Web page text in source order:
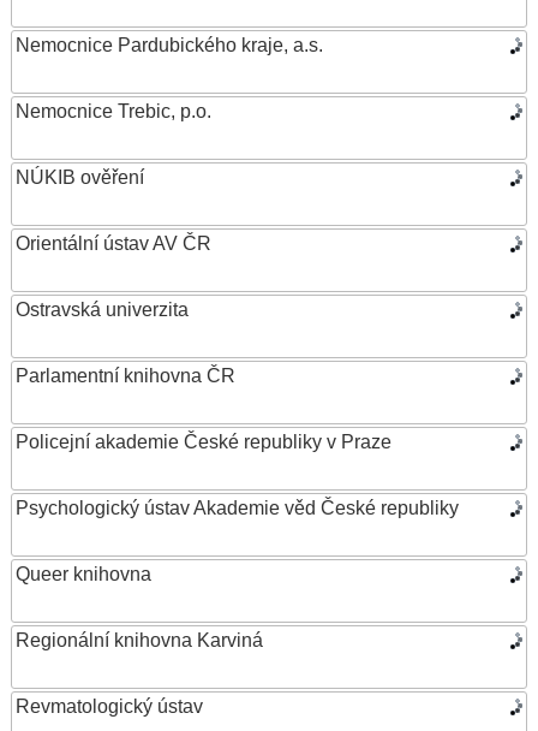
Nemocnice Pardubického kraje, a.s.
Nemocnice Trebic, p.o.
NÚKIB ověření
Orientální ústav AV ČR
Ostravská univerzita
Parlamentní knihovna ČR
Policejní akademie České republiky v Praze
Psychologický ústav Akademie věd České republiky
Queer knihovna
Regionální knihovna Karviná
Revmatologický ústav